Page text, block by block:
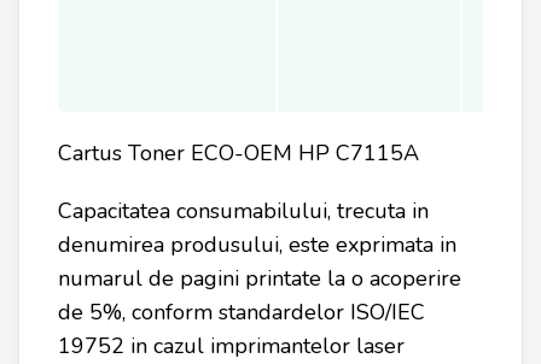
Cartus Toner ECO-OEM HP C7115A
Capacitatea consumabilului, trecuta in
denumirea produsului, este exprimata in
numarul de pagini printate la o acoperire
de 5%, conform standardelor ISO/IEC
19752 in cazul imprimantelor laser